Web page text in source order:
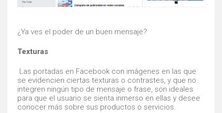
¿Ya ves el poder de un buen mensaje?
Texturas
Las portadas en Facebook con imágenes en las que
se evidencien ciertas texturas o contrastes, y que no
integren ningún tipo de mensaje o frase, son ideales
para que el usuario se sienta inmerso en ellas y desee
conocer más sobre sus productos o servicios.